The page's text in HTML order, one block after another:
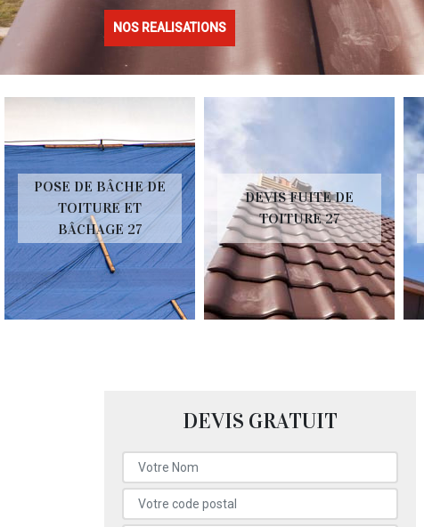
NOS REALISATIONS
POSE DE BÂCHE DE
TOITURE ET
BÂCHAGE 27
DEVIS FUITE DE
TOITURE 27
DEVIS GRATUIT